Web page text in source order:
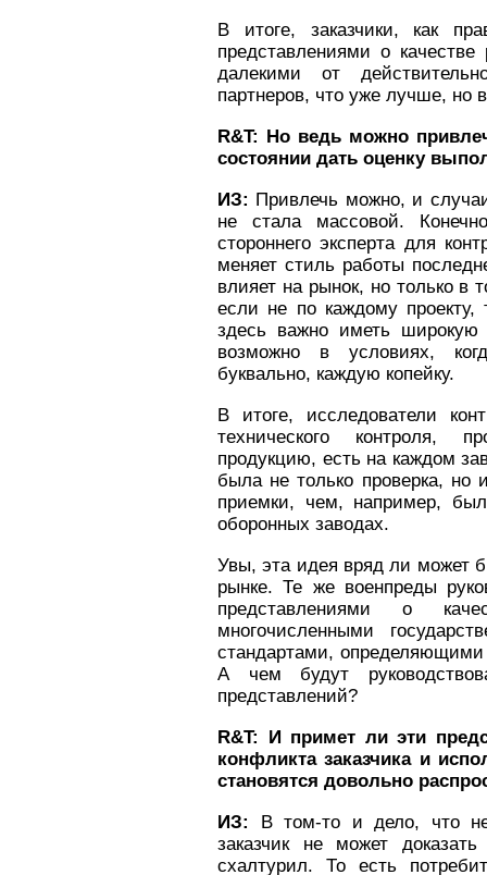
В итоге, заказчики, как
представлениями о
далекими от
партнеров, что уже лучше, но
R&T: Но ведь можно
состоянии дать оценку
ИЗ: Привлечь можно, и
не стала массовой.
стороннего эксперта для
меняет стиль работы
влияет на рынок, но только в
если не по каждому
здесь важно иметь
возможно в условиях,
буквально, каждую копейку.
В итоге, исследователи
технического контроля,
продукцию, есть на каждом
была не только проверка, но
приемки, чем, например,
оборонных заводах.
Увы, эта идея вряд ли может
рынке. Те же военпреды
представлениями о
многочисленными
стандартами, определяющими
А чем будут
представлений?
R&T: И примет ли эти
конфликта заказчика и
становятся довольно
ИЗ: В том-то и дело, что
заказчик не может
схалтурил. То есть